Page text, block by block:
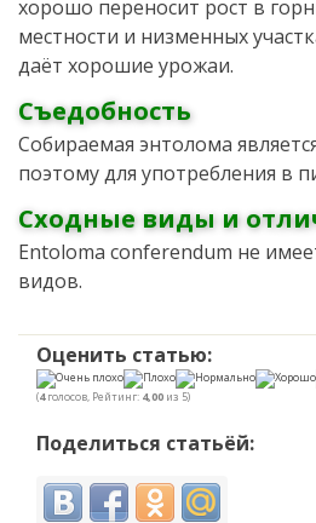
хорошо переносит рост в
местности и низменных
даёт хорошие урожаи.
Съедобность
Собираемая энтолома
поэтому для употребления в
Сходные виды и
Entoloma conferendum не
видов.
Оценить статью:
(4голосов, Рейтинг: 4,00 из 5)
Поделиться статьёй: